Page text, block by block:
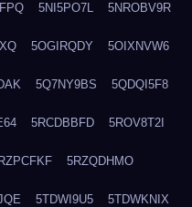
5NI5PO7L 5NROBV9R
5OGIRQDY 5OIXNVW6
5Q7NY9BS 5QDQI5F8
5RCDBBFD 5ROV8T2I
5RZQDHMO
5TDWI9U5 5TDWKNIX